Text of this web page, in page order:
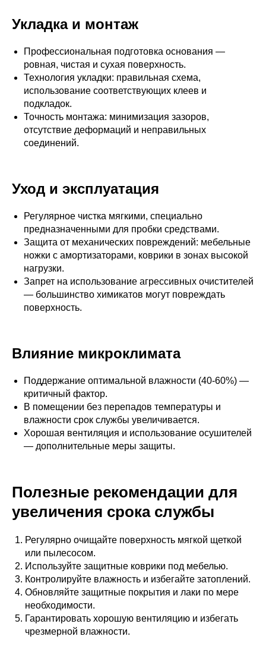
Укладка и монтаж
Профессиональная подготовка основания —
ровная, чистая и сухая поверхность.
Технология укладки: правильная схема,
использование соответствующих клеев и
подкладок.
Точность монтажа: минимизация зазоров,
отсутствие деформаций и неправильных
соединений.
Уход и эксплуатация
Регулярное чистка мягкими, специально
предназначенными для пробки средствами.
Защита от механических повреждений: мебельные
ножки с амортизаторами, коврики в зонах высокой
нагрузки.
Запрет на использование агрессивных очистителей
— большинство химикатов могут повреждать
поверхность.
Влияние микроклимата
Поддержание оптимальной влажности (40-60%) —
критичный фактор.
В помещении без перепадов температуры и
влажности срок службы увеличивается.
Хорошая вентиляция и использование осушителей
— дополнительные меры защиты.
Полезные рекомендации для
увеличения срока службы
Регулярно очищайте поверхность мягкой щеткой
или пылесосом.
Используйте защитные коврики под мебелью.
Контролируйте влажность и избегайте затоплений.
Обновляйте защитные покрытия и лаки по мере
необходимости.
Гарантировать хорошую вентиляцию и избегать
чрезмерной влажности.